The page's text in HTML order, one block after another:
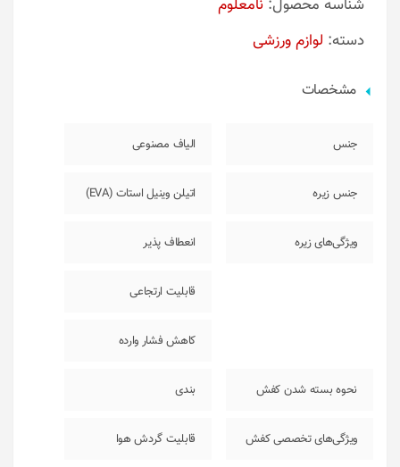
شناسه محصول: نامعلوم
دسته: لوازم ورزشی
مشخصات
جنس الیاف مصنوعی
جنس زیره اتیلن وینیل استات (EVA)
ویژگی‌های زیره انعطاف پذیر
قابلیت ارتجاعی
کاهش فشار وارده
نحوه بسته شدن کفش بندی
ویژگی‌های تخصصی کفش قابلیت گردش هوا